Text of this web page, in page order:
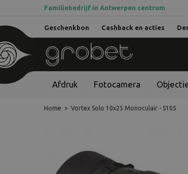
Familiebedrijf in Antwerpen centrum
Geschenkbon Cashback en acties
Afdruk Fotocamera
Home > Vortex Solo 10x25 Monoculair - S105